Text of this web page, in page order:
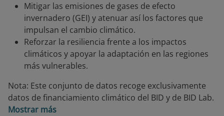
Mitigar las emisiones de gases de efecto
invernadero (GEI) y atenuar así los factores que
impulsan el cambio climático.
Reforzar la resiliencia frente a los impactos
climáticos y apoyar la adaptación en las regiones
más vulnerables.
Nota: Este conjunto de datos recoge exclusivamente
datos de financiamiento climático del BID y de BID Lab.
Mostrar más